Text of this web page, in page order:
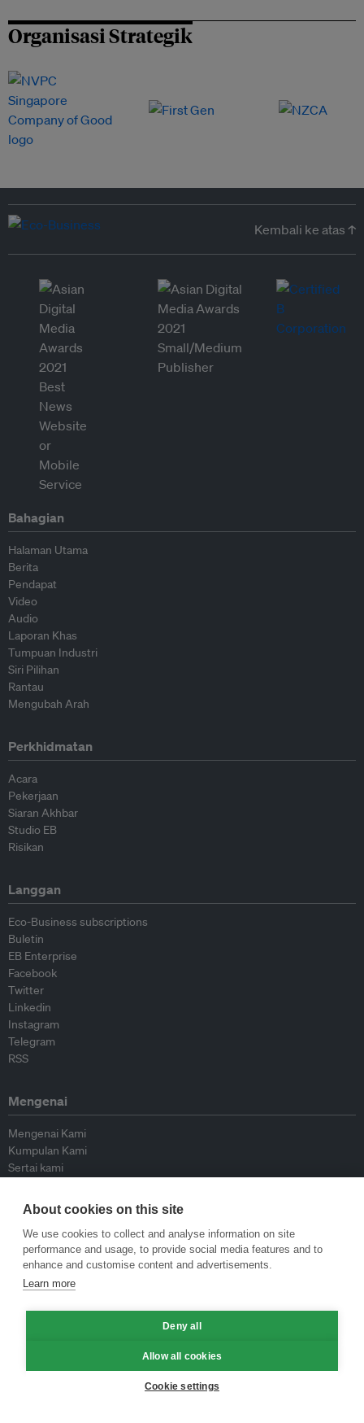
Organisasi Strategik
Kembali ke atas ↑
Bahagian
Halaman Utama
Berita
Pendapat
Video
Audio
Laporan Khas
Tumpuan Industri
Siri Pilihan
Rantau
Mengubah Arah
Perkhidmatan
Acara
Pekerjaan
Siaran Akhbar
Studio EB
Risikan
Langgan
Eco-Business subscriptions
Buletin
EB Enterprise
Facebook
Twitter
Linkedin
Instagram
Telegram
RSS
Mengenai
Mengenai Kami
Kumpulan Kami
Sertai kami
Peyumbang
Hubungi kami
Dasar
Siar Semula Garis Panduan
Garis Panduan Komentar
About cookies on this site
We use cookies to collect and analyse information on site
performance and usage, to provide social media features and to
enhance and customise content and advertisements.
Learn more
Deny all
Allow all cookies
Cookie settings